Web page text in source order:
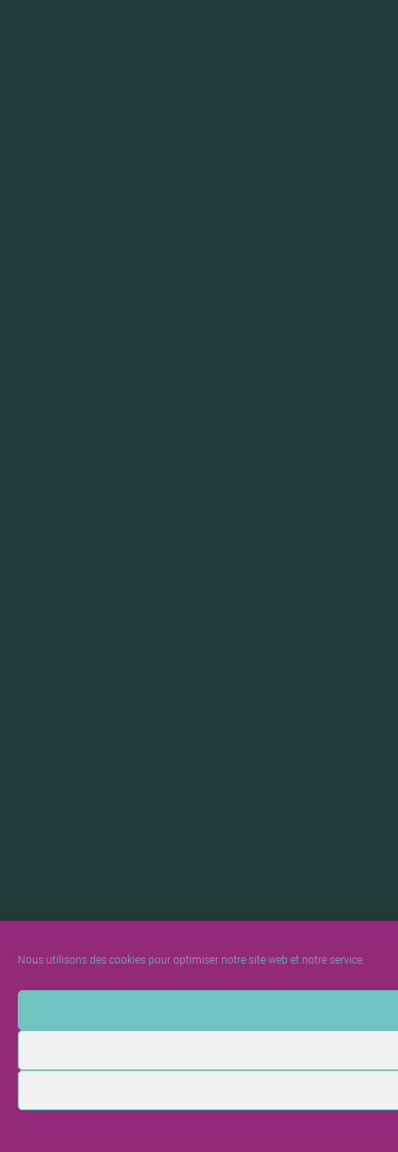
Nous utilisons des cookies pour optimiser notre site web et notre service.